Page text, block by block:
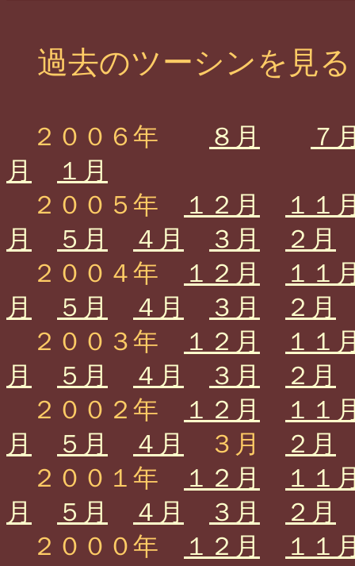
過去のツーシンを見る
２００６年 ８月
７
月
１月
２００５年
１２月
１１
月
５月 ４月 ３月
２月
２００４年
１２月
１１
月
５月 ４月 ３月
２月
２００３年
１２月
１１
月
５月 ４月 ３月
２月
２００２年
１２月
１１
月
５月 ４月 ３月
２月
２００１年
１２月
１１
月
５月 ４月 ３月
２月
２０００年
１２月
１１